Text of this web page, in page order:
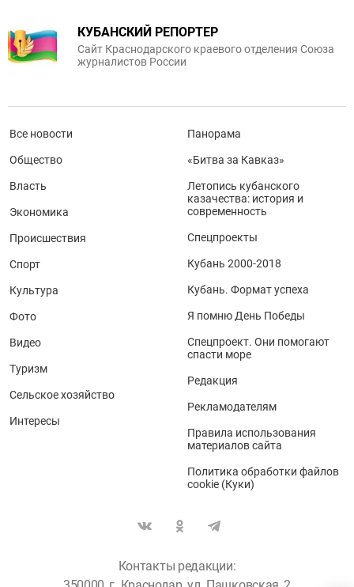
КУБАНСКИЙ РЕПОРТЕР
Сайт Краснодарского краевого отделения Союза
журналистов России
Все новости
Общество
Власть
Экономика
Происшествия
Спорт
Культура
Фото
Видео
Туризм
Сельское хозяйство
Интересы
Панорама
«Битва за Кавказ»
Летопись кубанского
казачества: история и
современность
Спецпроекты
Кубань 2000-2018
Кубань. Формат успеха
Я помню День Победы
Спецпроект. Они помогают
спасти море
Редакция
Рекламодателям
Правила использования
материалов сайта
Политика обработки файлов
cookie (Куки)
Контакты редакции: